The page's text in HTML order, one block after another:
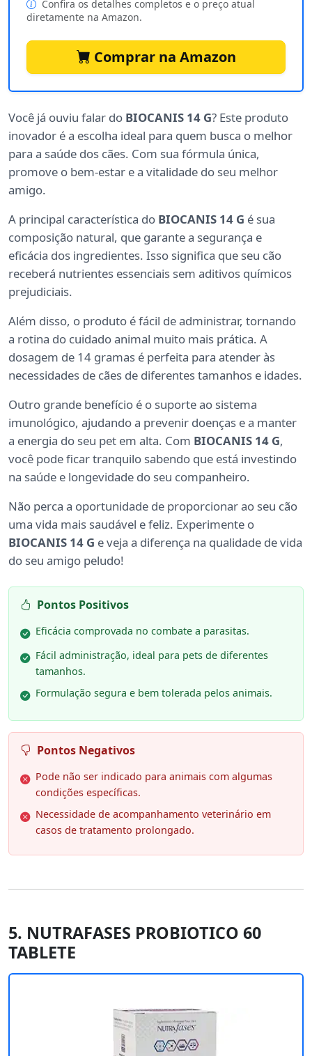
Confira os detalhes completos e o preço atual
diretamente na Amazon.
Comprar na Amazon
Você já ouviu falar do BIOCANIS 14 G? Este produto
inovador é a escolha ideal para quem busca o melhor
para a saúde dos cães. Com sua fórmula única,
promove o bem-estar e a vitalidade do seu melhor
amigo.
A principal característica do BIOCANIS 14 G é sua
composição natural, que garante a segurança e
eficácia dos ingredientes. Isso significa que seu cão
receberá nutrientes essenciais sem aditivos químicos
prejudiciais.
Além disso, o produto é fácil de administrar, tornando
a rotina do cuidado animal muito mais prática. A
dosagem de 14 gramas é perfeita para atender às
necessidades de cães de diferentes tamanhos e idades.
Outro grande benefício é o suporte ao sistema
imunológico, ajudando a prevenir doenças e a manter
a energia do seu pet em alta. Com BIOCANIS 14 G,
você pode ficar tranquilo sabendo que está investindo
na saúde e longevidade do seu companheiro.
Não perca a oportunidade de proporcionar ao seu cão
uma vida mais saudável e feliz. Experimente o
BIOCANIS 14 G e veja a diferença na qualidade de vida
do seu amigo peludo!
Pontos Positivos
Eficácia comprovada no combate a parasitas.
Fácil administração, ideal para pets de diferentes
tamanhos.
Formulação segura e bem tolerada pelos animais.
Pontos Negativos
Pode não ser indicado para animais com algumas
condições específicas.
Necessidade de acompanhamento veterinário em
casos de tratamento prolongado.
5. NUTRAFASES PROBIOTICO 60
TABLETE